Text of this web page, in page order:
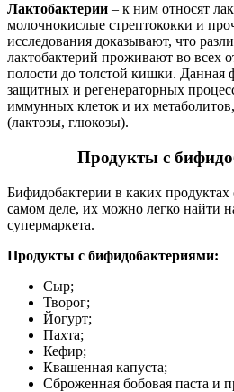
Лактобактерии – к ним относят
молочнокислые стрептококки и
исследования доказывают, что
лактобактерий проживают во всех
полости до толстой кишки. Данная
защитных и регенераторных
иммунных клеток и их
(лактозы, глюкозы).
Продукты с
Бифидобактерии в каких продуктах
самом деле, их можно легко найти
супермаркета.
Продукты с бифидобактериями:
Сыр;
Творог;
Йогурт;
Пахта;
Кефир;
Квашенная капуста;
Сброженная бобовая паста и